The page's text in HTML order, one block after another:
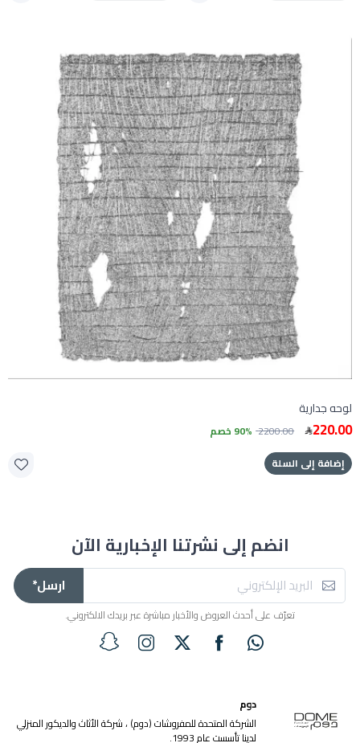
لوحه جدارية
220.00
2200.00 90% خصم
إضافة إلى السلة
انضم إلى نشرتنا الإخبارية الآن
ارسل*
تعرّف على أحدث العروض والأخبار مباشرة عبر بريدك الالكتروني.
دوم
الشركة المتحدة للمفروشات (دوم) ، شركة الأثاث والديكور المنزلي
لدينا تأسست عام 1993.